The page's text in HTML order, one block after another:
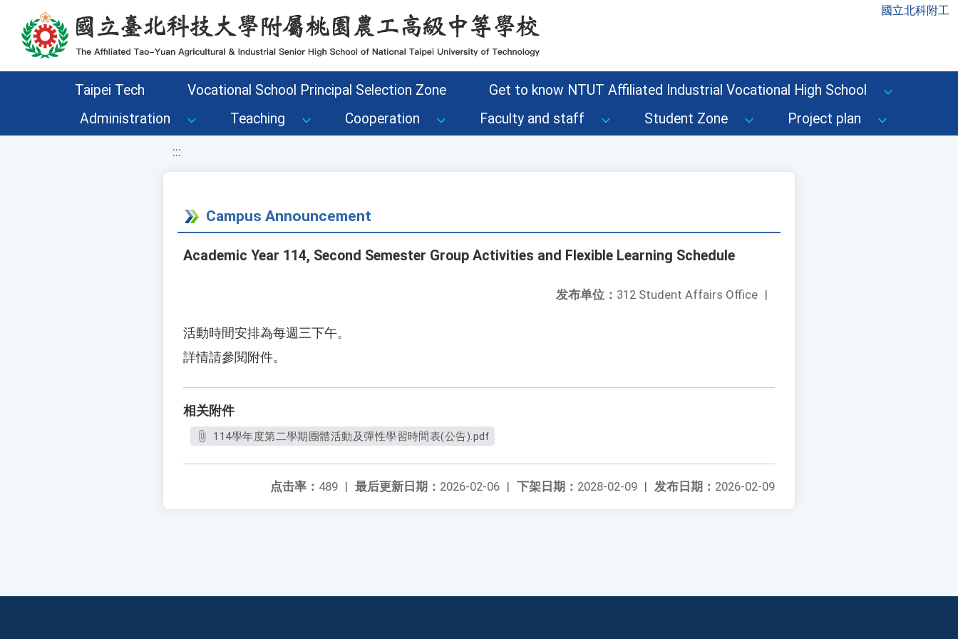
移至網頁之主要內容區位置 國立北科附工
Taipei Tech Vocational School Principal Selection Zone
Get to know NTUT Affiliated Industrial Vocational High School
Administration
Teaching Cooperation Faculty and staff Student Zone Project plan
:::
Campus Announcement
Academic Year 114, Second Semester Group Activities and Flexible Learning Schedule
发布单位： 312 Student Affairs Office |
活動時間安排為每週三下午。
詳情請參閱附件。
相关附件
114學年度第二學期團體活動及彈性學習時間表(公告).pdf
发布日期： 2026-02-09
下架日期： 2028-02-09 |
最后更新日期： 2026-02-06 |
点击率： 489 |